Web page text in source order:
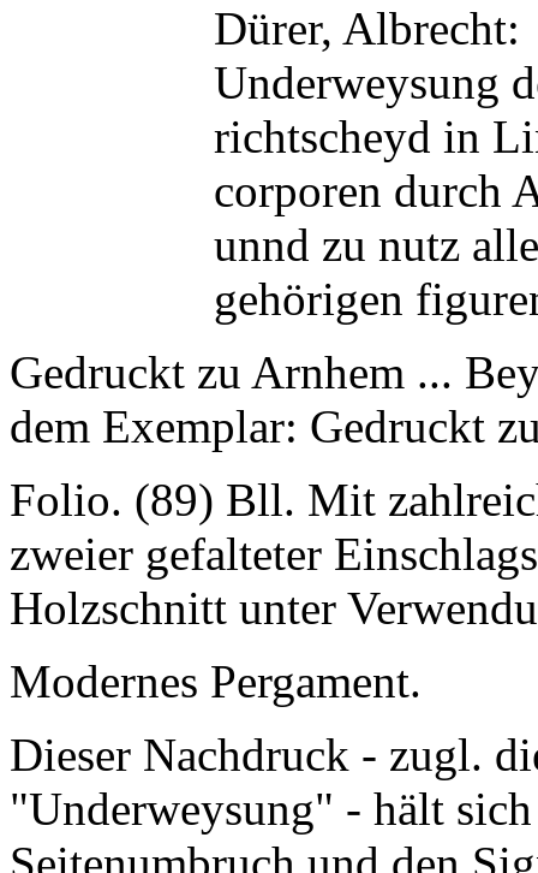
Dürer, Albrecht:
Underweysung
richtscheyd in
corporen durch
unnd zu nutz
gehörigen
Gedruckt zu Arnhem ...
dem Exemplar: Gedruckt
Folio. (89) Bll. Mit
zweier gefalteter
Holzschnitt unter
Modernes Pergament.
Dieser Nachdruck - zugl.
"Underweysung" - hält
Seitenumbruch und den